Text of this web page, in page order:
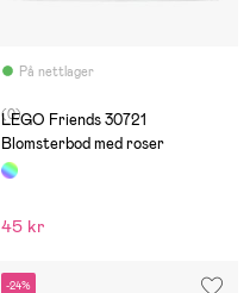
På nettlager
(0)
LEGO Friends 30721
Blomsterbod med roser
45 kr
-24%